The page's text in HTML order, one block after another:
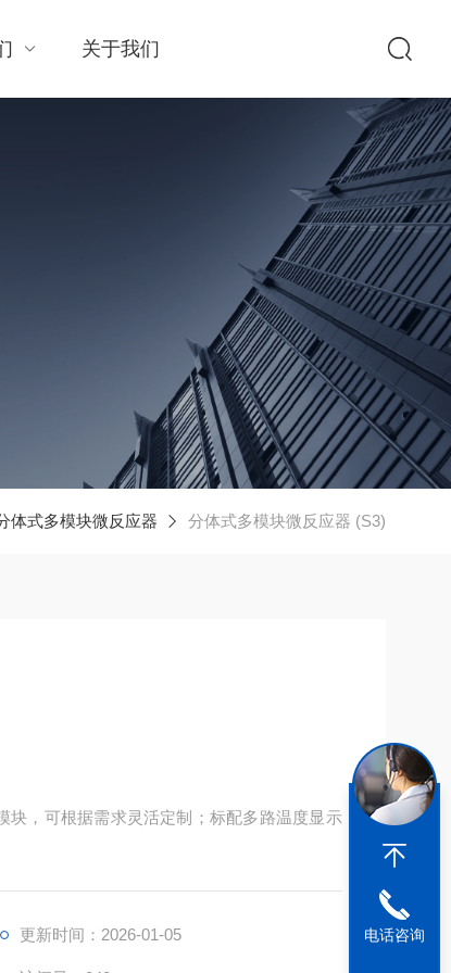
关于我们
体式多模块微反应器 分体式多模块微反应器 (S3)
块，可根据需求灵活定制；标配多路温度显示
更新时间：2026-01-05 电话咨询